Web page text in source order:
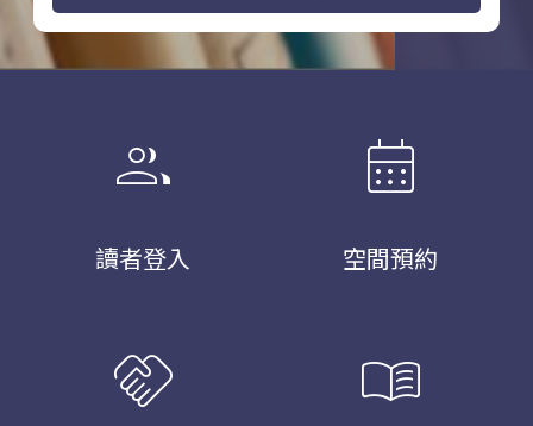
group
讀者登入
calendar_month
空間預約
handshake menu_book